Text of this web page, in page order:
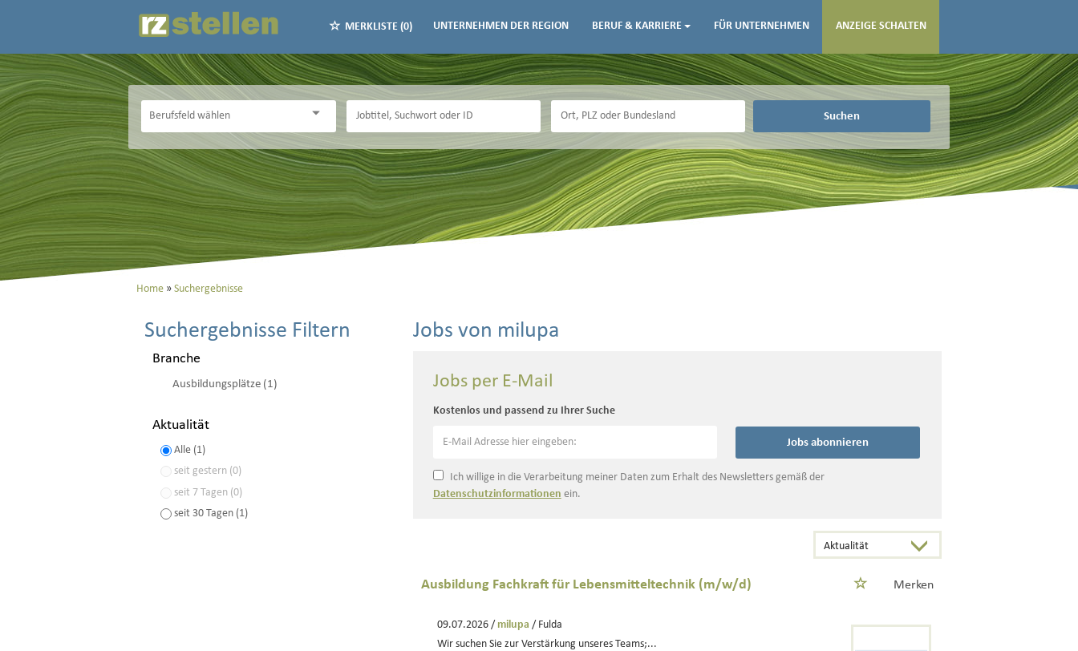
MERKLISTE (0) UNTERNEHMEN DER REGION BERUF & KARRIERE FÜR UNTERNEHMEN ANZEIGE SCHALTEN
Suchen
Home Suchergebnisse
Suchergebnisse Filtern
Branche
Ausbildungsplätze (1)
Aktualität
Alle (1)
seit gestern (0)
seit 7 Tagen (0)
seit 30 Tagen (1)
Jobs von milupa
Jobs per E-Mail
Kostenlos und passend zu Ihrer Suche
Jobs abonnieren
Ich willige in die Verarbeitung meiner Daten zum Erhalt des Newsletters gemäß der
Datenschutzinformationen ein.
Ausbildung Fachkraft für Lebensmitteltechnik (m/w/d) Merken
09.07.2026 / milupa / Fulda
Wir suchen Sie zur Verstärkung unseres Teams;...